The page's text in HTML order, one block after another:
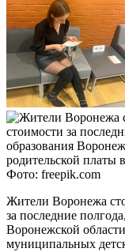
Фото: freepik.com
Жители Воронежа столкнутся с очередным повышением цен на детские сады. Это уже второе увеличение стоимости
за последние
Воронежской области
муниципальных